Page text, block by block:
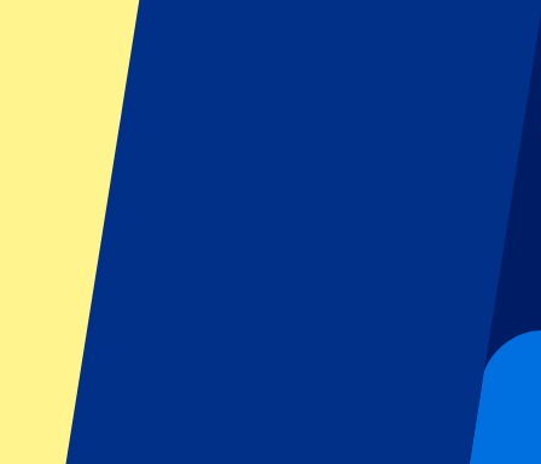
5 november 2025 om 21:00
Datum bevestigd
FC Internazionale Milano vs Kairat
5 november 2025 om 21:00 • Milan, Italië
Datum bevestigd
Voorwaarden eventorganisator: Geen uitfans toegestaan
Dit evenement heeft al plaatsgevonden
Voorwaarden eventorganisator: Geen uitfans toegestaan
Dit evenement heeft al plaatsgevonden
Dit evenement heeft al plaatsgevonden